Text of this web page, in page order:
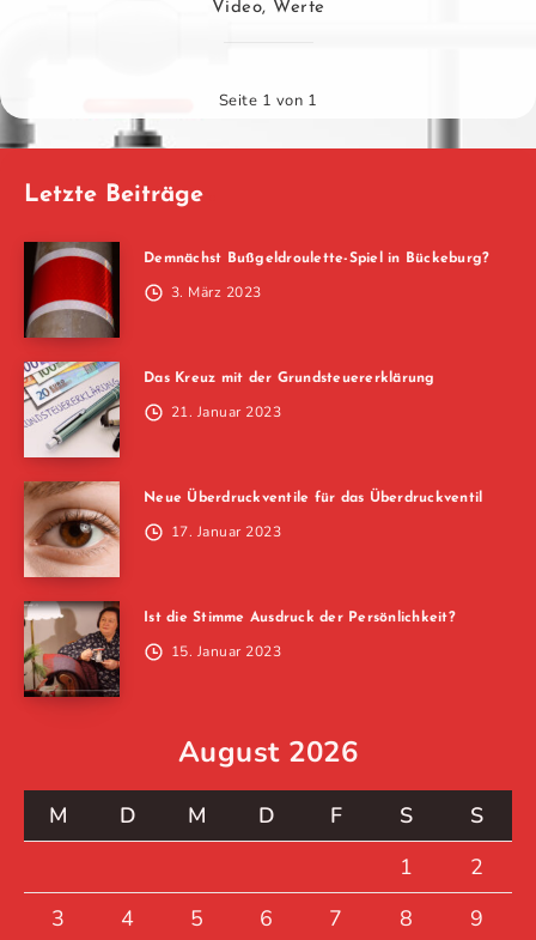
Video, Werte
Seite 1 von 1
Letzte Beiträge
Demnächst Bußgeldroulette-Spiel in Bückeburg?
3. März 2023
Das Kreuz mit der Grundsteuererklärung
21. Januar 2023
Neue Überdruckventile für das Überdruckventil
17. Januar 2023
Ist die Stimme Ausdruck der Persönlichkeit?
15. Januar 2023
August 2026
M D M D F S
S
1
2
3
4 5 6 7 8
9